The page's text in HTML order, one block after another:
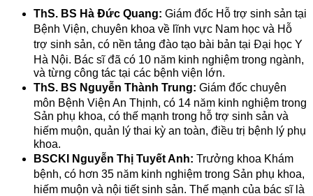
ThS. BS Hà Đức Quang: Giám đốc Hỗ trợ sinh sản tại
Bệnh Viện, chuyên khoa về lĩnh vực Nam học và Hỗ
trợ sinh sản, có nền tảng đào tạo bài bản tại Đại học Y
Hà Nội. Bác sĩ đã có 10 năm kinh nghiệm trong ngành,
và từng công tác tại các bệnh viện lớn.
ThS. BS Nguyễn Thành Trung: Giám đốc chuyên
môn Bệnh Viện An Thịnh, có 14 năm kinh nghiệm trong
Sản phụ khoa, có thế mạnh trong hỗ trợ sinh sản và
hiếm muộn, quản lý thai kỳ an toàn, điều trị bệnh lý phụ
khoa.
BSCKI Nguyễn Thị Tuyết Anh: Trưởng khoa Khám
bệnh, có hơn 35 năm kinh nghiệm trong Sản phụ khoa,
hiếm muộn và nội tiết sinh sản. Thế mạnh của bác sĩ là